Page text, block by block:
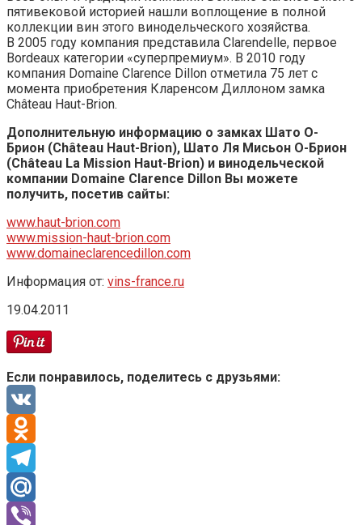
пятивековой историей нашли воплощение в полной
коллекции вин этого винодельческого хозяйства.
В 2005 году компания представила Clarendelle, первое
Bordeaux категории «суперпремиум». В 2010 году
компания Domaine Clarence Dillon отметила 75 лет с
момента приобретения Кларенсом Диллоном замка
Château Haut-Brion.
Дополнительную информацию о замках Шато О-
Брион (Château Haut-Brion), Шато Ля Мисьон О-Брион
(Château La Mission Haut-Brion) и винодельческой
компании Domaine Clarence Dillon Вы можете
получить, посетив сайты:
www.haut-brion.com
www.mission-haut-brion.com
www.domaineclarencedillon.com
Информация от: vins-france.ru
19.04.2011
Если понравилось, поделитесь с друзьями:
VK
Odnoklassniki
Telegram
Mail.Ru